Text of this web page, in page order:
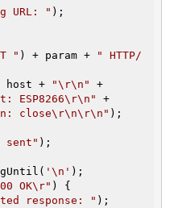
URL: " );
" ) + param +
" HTTP/
host + "\r\n"
+
ESP8266\r\n"
+
close\r\n\r\n" );
sent" );
'\n' );
OK\r" ) {
response: " );